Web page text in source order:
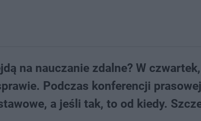
na nauczanie zdalne? W
Podczas konferencji
a jeśli tak, to od kiedy.